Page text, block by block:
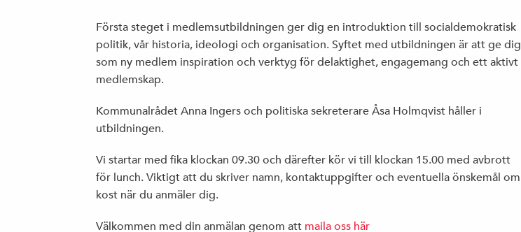
Första steget i medlemsutbildningen ger dig en introduktion till socialdemokratisk
politik, vår historia, ideologi och organisation. Syftet med utbildningen är att ge dig
som ny medlem inspiration och verktyg för delaktighet, engagemang och ett aktivt
medlemskap.
Kommunalrådet Anna Ingers och politiska sekreterare Åsa Holmqvist håller i
utbildningen.
Vi startar med fika klockan 09.30 och därefter kör vi till klockan 15.00 med avbrott
för lunch. Viktigt att du skriver namn, kontaktuppgifter och eventuella önskemål om
kost när du anmäler dig.
Välkommen med din anmälan genom att maila oss här